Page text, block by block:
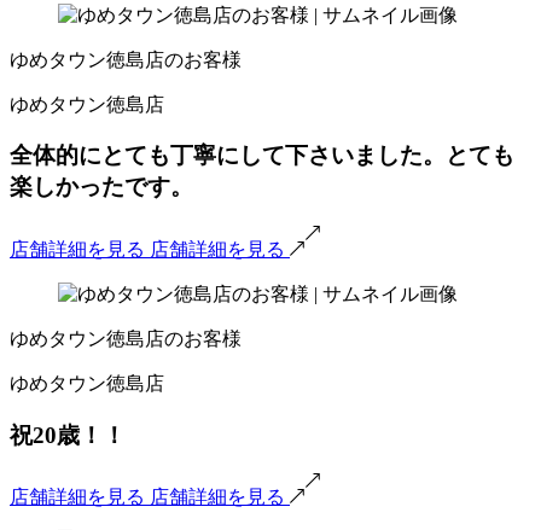
ゆめタウン徳島店のお客様
ゆめタウン徳島店
全体的にとても丁寧にして下さいました。とても
楽しかったです。
店舗詳細を見る 店舗詳細を見る
ゆめタウン徳島店のお客様
ゆめタウン徳島店
祝20歳！！
店舗詳細を見る 店舗詳細を見る